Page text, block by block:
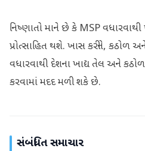
નિષ્ણાતો માને છે કે MSP વધારવાથી
પ્રોત્સાહિત થશે. ખાસ કરીને, કઠોળ
વધારવાથી દેશના ખાદ્ય તેલ અને
કરવામાં મદદ મળી શકે છે.
સંબંધિત સમાચાર